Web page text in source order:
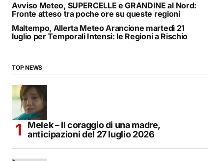
Avviso Meteo, SUPERCELLE e GRANDINE al Nord:
Fronte atteso tra poche ore su queste regioni
Maltempo, Allerta Meteo Arancione martedì 21
luglio per Temporali Intensi: le Regioni a Rischio
TOP NEWS
Melek – Il coraggio di una madre,
anticipazioni del 27 luglio 2026